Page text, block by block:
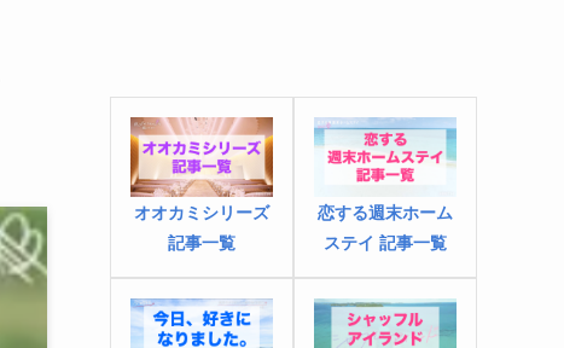
オオカミシリーズ
記事一覧
恋する週末ホーム
ステイ 記事一覧